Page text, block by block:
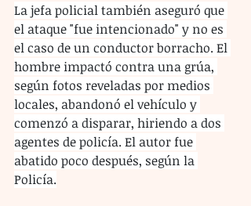
La jefa policial también aseguró que
el ataque "fue intencionado" y no es
el caso de un conductor borracho. El
hombre impactó contra una grúa,
según fotos reveladas por medios
locales, abandonó el vehículo y
comenzó a disparar, hiriendo a dos
agentes de policía. El autor fue
abatido poco después, según la
Policía.